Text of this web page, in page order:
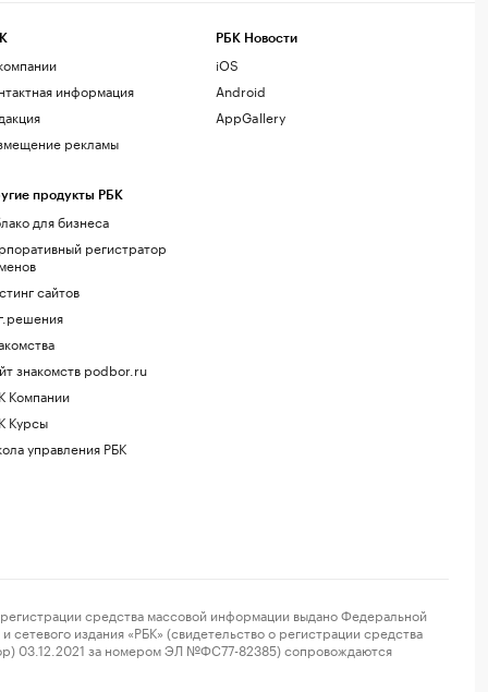
информация
рекламы
продукты РБК
для бизнеса
регистратор
сайтов
знакомств podbor.ru
Компании
Курсы
управления РБК
РБК Новости
iOS
Android
AppGallery
средства массовой информации выдано Федеральной
издания «РБК» (свидетельство о регистрации средства
03.12.2021 за номером ЭЛ №ФС77-82385) сопровождаются